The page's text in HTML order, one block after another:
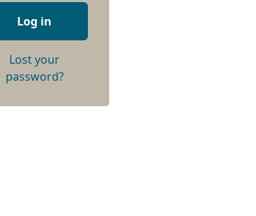
Log in
Lost your
password?